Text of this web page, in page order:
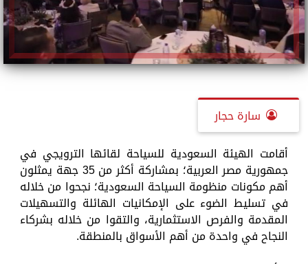
سارة حجار
أقامت الهيئة السعودية للسياحة لقائها الترويجي في
جمهورية مصر العربية؛ بمشاركة أكثر من 35 جهة يمثلون
أهم مكونات منظومة السياحة السعودية؛ نجحوا من خلاله
في تسليط الضوء على الإمكانيات الهائلة والتسهيلات
المقدمة والفرص الاستثمارية، والتقوا من خلاله بشركاء
النجاح في واحدة من أهم الأسواق بالمنطقة.